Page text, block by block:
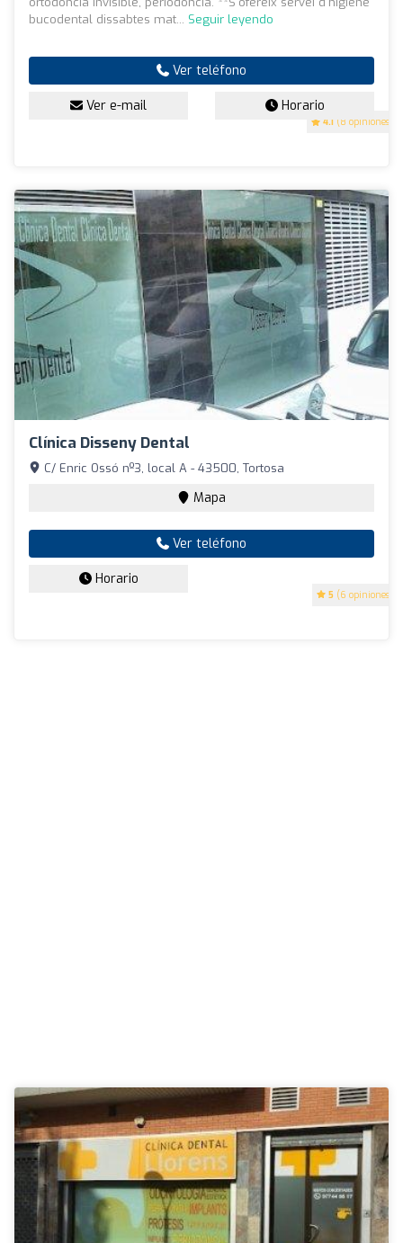
4.1 (8 opiniones)
bucodental dissabtes mat... Seguir leyendo
Ver teléfono
Ver e-mail Horario
Clínica Disseny Dental
5 (6 opiniones)
C/ Enric Ossó nº3, local A - 43500, Tortosa
Mapa
Ver teléfono
Horario